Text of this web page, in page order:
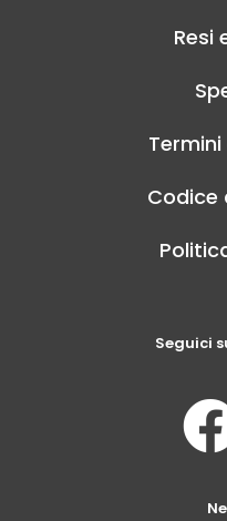
Resi
Codice
Seguici